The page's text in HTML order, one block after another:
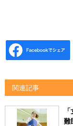
関連記事
難